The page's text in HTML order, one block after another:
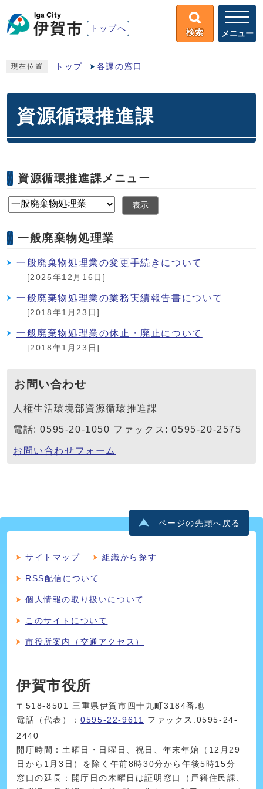
トップへ 検索 メニュー
現在位置 トップ 各課の窓口
資源循環推進課
資源循環推進課メニュー
表示
一般廃棄物処理業
一般廃棄物処理業の変更手続きについて
[2025年12月16日]
一般廃棄物処理業の業務実績報告書について
[2018年1月23日]
一般廃棄物処理業の休止・廃止について
[2018年1月23日]
お問い合わせ
人権生活環境部資源循環推進課
電話: 0595-20-1050 ファックス: 0595-20-2575
お問い合わせフォーム
ページの先頭へ戻る
サイトマップ 組織から探す
RSS配信について
個人情報の取り扱いについて
このサイトについて
市役所案内（交通アクセス）
伊賀市役所
〒518-8501 三重県伊賀市四十九町3184番地
電話（代表）：0595-22-9611
ファックス:0595-24-
2440
開庁時間：土曜日・日曜日、祝日、年末年始（12月29
日から1月3日）を除く午前8時30分から午後5時15分
窓口の延長：開庁日の木曜日は証明窓口（戸籍住民課、